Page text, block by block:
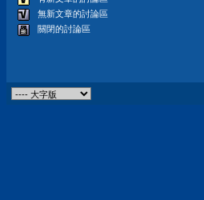
無新文章的討論區
關閉的討論區